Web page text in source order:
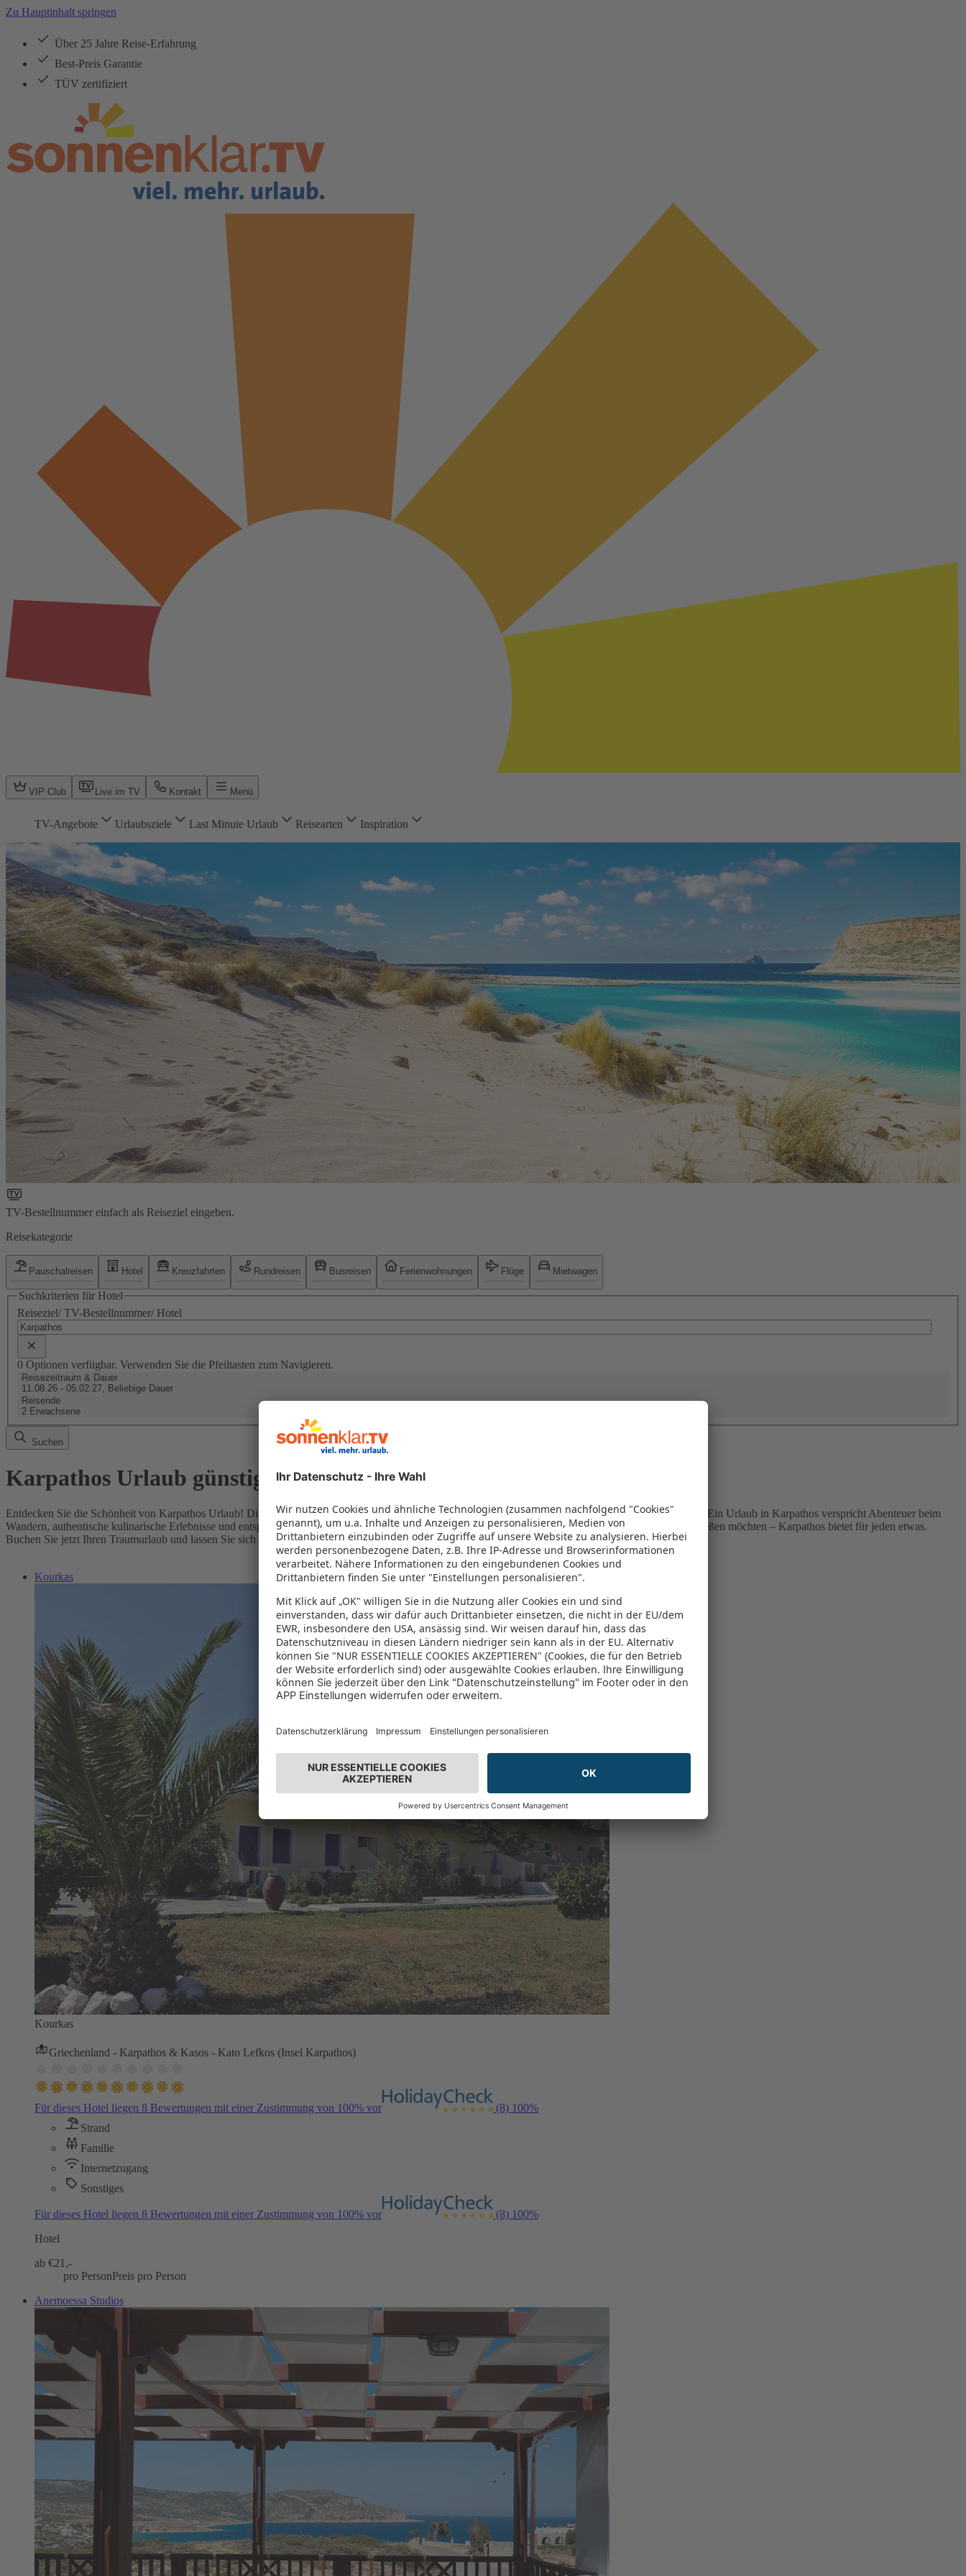
Zu Hauptinhalt springen
Über 25 Jahre Reise-Erfahrung
Best-Preis Garantie
TÜV zertifiziert
VIP Club Live im TV Kontakt Menü
TV-Angebote Urlaubsziele Last Minute Urlaub Reisearten Inspiration
TV-Bestellnummer einfach als Reiseziel eingeben.
Reisekategorie
Pauschalreisen Hotel Kreuzfahrten Rundreisen Busreisen Ferienwohnungen Flüge Mietwagen
Suchkriterien für Hotel
Reiseziel/ TV-Bestellnummer/ Hotel
0 Optionen verfügbar. Verwenden Sie die Pfeiltasten zum Navigieren.
Reisezeitraum & Dauer
11.08.26 - 05.02.27, Beliebige Dauer
Reisende
2 Erwachsene
Suchen
Karpathos Urlaub günstig buchen
Entdecken Sie die Schönheit von Karpathos Urlaub! Die griechische Insel lockt mit kristallklarem Wasser, malerischen Dörfern und unberührten Stränden. Ein Urlaub in Karpathos verspricht Abenteuer beim
Wandern, authentische kulinarische Erlebnisse und entspannte Momente unter der Sonne. Ob Sie die antiken Ruinen erkunden oder einfach die Ruhe genießen möchten – Karpathos bietet für jeden etwas.
Buchen Sie jetzt Ihren Traumurlaub und lassen Sie sich von der Insel verzaubern!
Kourkas
Kourkas
Griechenland - Karpathos & Kasos - Kato Lefkos (Insel Karpathos)
Für dieses Hotel liegen 8 Bewertungen mit einer Zustimmung von 100% vor (8) 100%
Strand
Familie
Internetzugang
Sonstiges
Für dieses Hotel liegen 8 Bewertungen mit einer Zustimmung von 100% vor (8) 100%
Hotel
ab €21,-
pro PersonPreis pro Person
Anemoessa Studios